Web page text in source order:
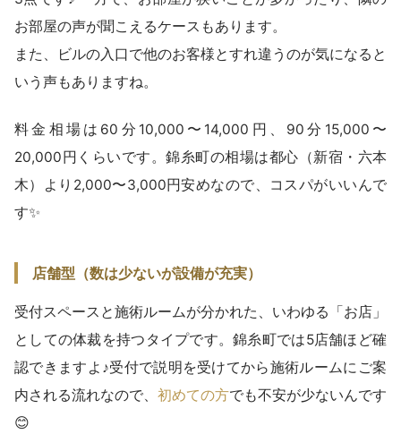
お部屋の声が聞こえるケースもあります。
また、ビルの入口で他のお客様とすれ違うのが気になると
いう声もありますね。
料金相場は60分10,000〜14,000円、90分15,000〜
20,000円くらいです。錦糸町の相場は都心（新宿・六本
木）より2,000〜3,000円安めなので、コスパがいいんで
す✨
店舗型（数は少ないが設備が充実）
受付スペースと施術ルームが分かれた、いわゆる「お店」
としての体裁を持つタイプです。錦糸町では5店舗ほど確
認できますよ♪受付で説明を受けてから施術ルームにご案
内される流れなので、 初めての方でも不安が少ないんです
😊